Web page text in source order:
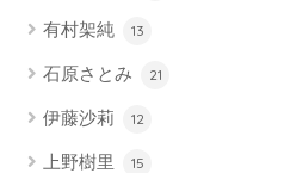
有村架純 13
石原さとみ 21
伊藤沙莉 12
上野樹里 15